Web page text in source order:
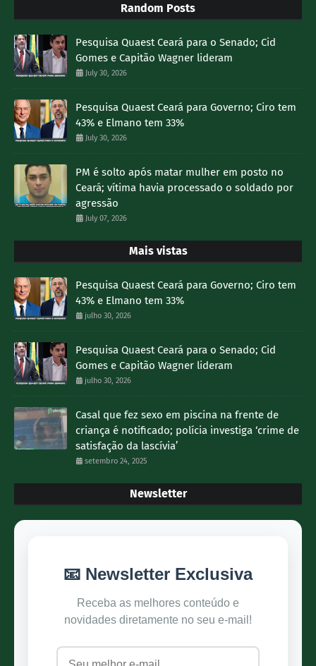
Random Posts
Pesquisa Quaest Ceará para o Senado; Cid
Gomes e Capitão Wagner lideram
July 30, 2026
Pesquisa Quaest Ceará para Governo; Ciro tem
43% e Elmano tem 33%
July 30, 2026
PM é solto após matar mulher em posto no
Ceará; vítima havia processado o soldado por
agressão
July 07, 2026
Mais vistas
Pesquisa Quaest Ceará para Governo; Ciro tem
43% e Elmano tem 33%
julho 30, 2026
Pesquisa Quaest Ceará para o Senado; Cid
Gomes e Capitão Wagner lideram
julho 30, 2026
Casal que fez sexo em piscina na frente de
criança é notificado; polícia investiga ‘crime de
satisfação da lascívia’
setembro 24, 2025
Newsletter